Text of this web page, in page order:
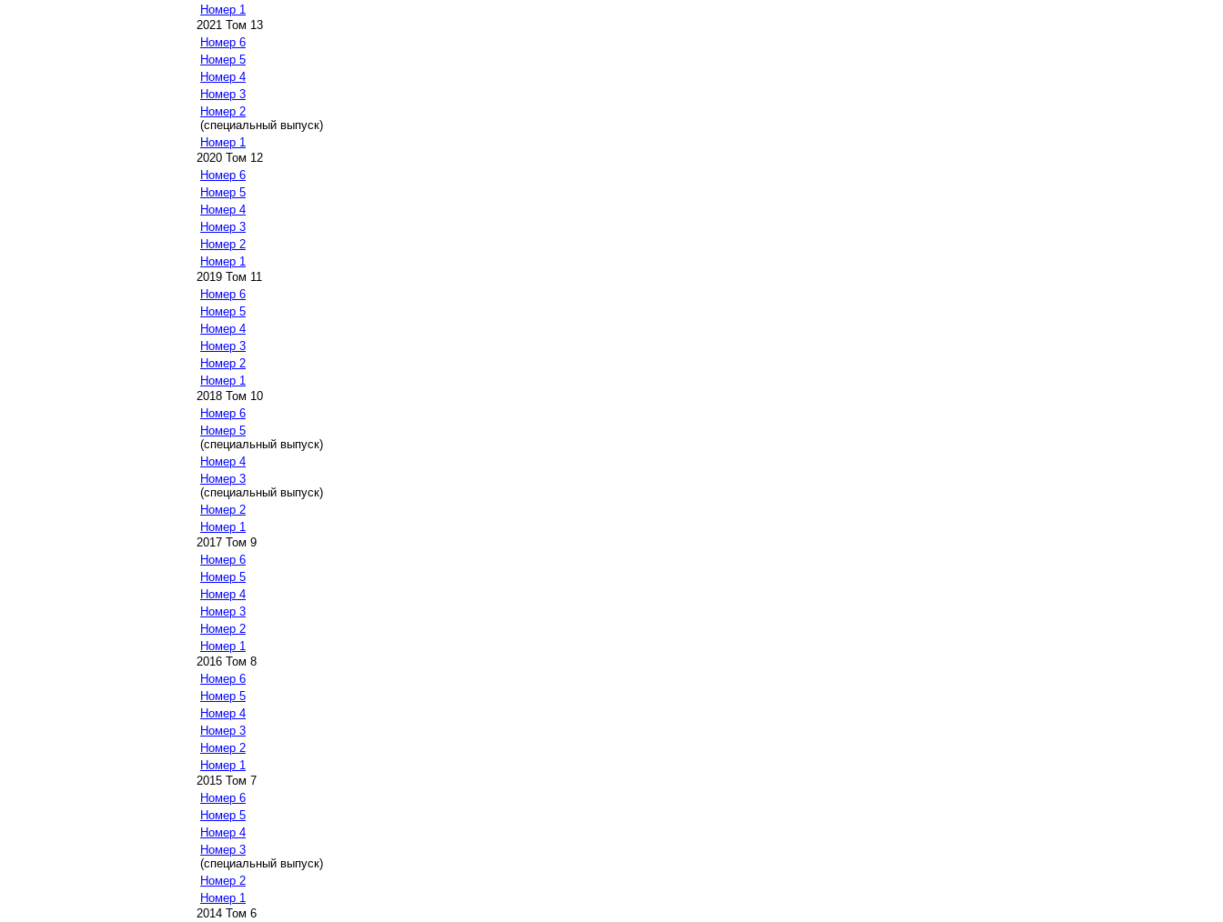
Номер 1
2021 Том 13
Номер 6
Номер 5
Номер 4
Номер 3
Номер 2
(специальный выпуск)
Номер 1
2020 Том 12
Номер 6
Номер 5
Номер 4
Номер 3
Номер 2
Номер 1
2019 Том 11
Номер 6
Номер 5
Номер 4
Номер 3
Номер 2
Номер 1
2018 Том 10
Номер 6
Номер 5
(специальный выпуск)
Номер 4
Номер 3
(специальный выпуск)
Номер 2
Номер 1
2017 Том 9
Номер 6
Номер 5
Номер 4
Номер 3
Номер 2
Номер 1
2016 Том 8
Номер 6
Номер 5
Номер 4
Номер 3
Номер 2
Номер 1
2015 Том 7
Номер 6
Номер 5
Номер 4
Номер 3
(специальный выпуск)
Номер 2
Номер 1
2014 Том 6